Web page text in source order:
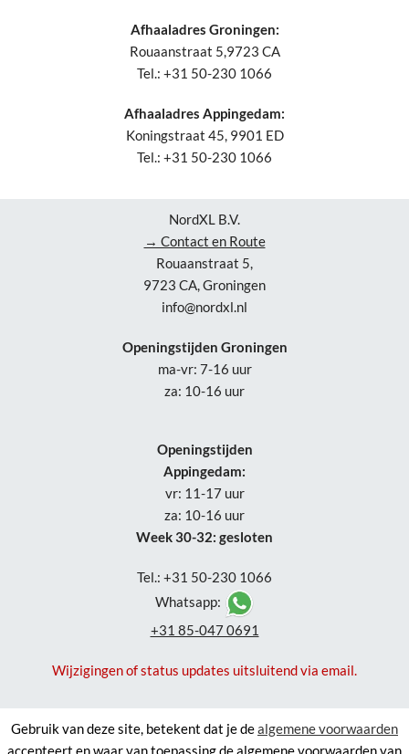
Afhaaladres Groningen:
Rouaanstraat 5,9723 CA
Tel.: +31 50-230 1066
Afhaaladres Appingedam:
Koningstraat 45, 9901 ED
Tel.: +31 50-230 1066
NordXL B.V.
→ Contact en Route
Rouaanstraat 5,
9723 CA, Groningen
info@nordxl.nl
Openingstijden Groningen
ma-vr: 7-16 uur
za: 10-16 uur
Openingstijden
Appingedam:
vr: 11-17 uur
za: 10-16 uur
Week 30-32: gesloten
Tel.: +31 50-230 1066
Whatsapp:
+31 85-047 0691
Wijzigingen of status updates uitsluitend via email.
Gebruik van deze site, betekent dat je dealgemene voorwaarden
accepteert en waar van toepassing de algemene voorwaarden van